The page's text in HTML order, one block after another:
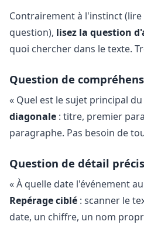
Contrairement à l'instinct (lire
question), lisez la question
quoi chercher dans le texte.
Question de
« Quel est le sujet principal
diagonale : titre, premier
paragraphe. Pas besoin de
Question de détail précis
« À quelle date l'événement
Repérage ciblé : scanner le
date, un chiffre, un nom